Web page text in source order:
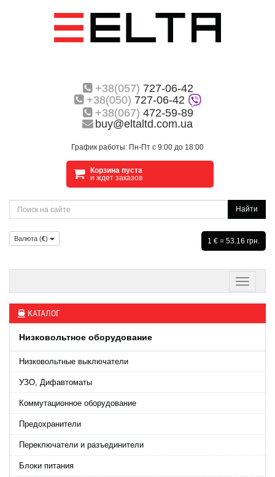
+38(057) 727-06-42
+38(050) 727-06-42
+38(067) 472-59-89
buy@eltaltd.com.ua
График работы: Пн-Пт с 9:00 до 18:00
Корзина пуста
и ждет заказов
Найти
Валюта (€) 1 € = 53.16 грн.
КАТАЛОГ
Низковольтное оборудование
Низковольтные выключатели
УЗО, Дифавтоматы
Коммутационное оборудование
Предохранители
Переключатели и разъединители
Блоки питания